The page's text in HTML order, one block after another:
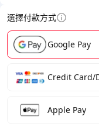
選擇付款方式
Google Pay
Credit Card/
Apple Pay